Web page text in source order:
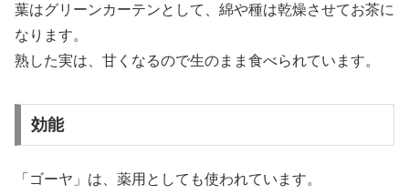
葉はグリーンカーテンとして、綿や種は乾燥させてお茶に
なります。
熟した実は、甘くなるので生のまま食べられています。
効能
「ゴーヤ」は、薬用としても使われています。